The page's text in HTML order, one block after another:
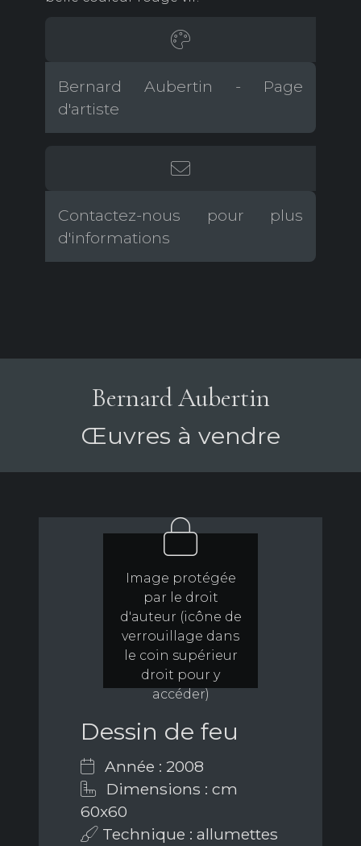
Bernard Aubertin - Page
d'artiste
Contactez-nous pour plus
d'informations
Bernard Aubertin
Œuvres à vendre
Image protégée
par le droit
d'auteur (icône de
verrouillage dans
le coin supérieur
droit pour y
accéder)
Dessin de feu
Année : 2008
Dimensions : cm
60x60
Technique : allumettes